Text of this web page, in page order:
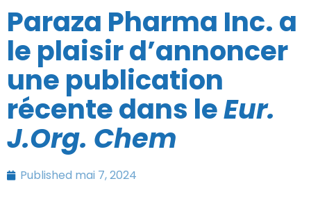
Paraza Pharma Inc. a
le plaisir d’annoncer
une publication
récente dans leEur.
J.Org. Chem
Published mai 7, 2024